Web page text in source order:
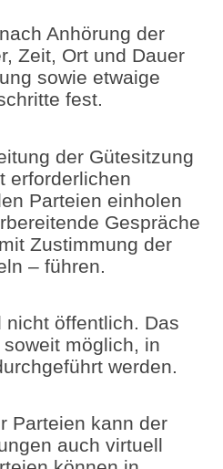
Anhörung der
Zeit, Ort und Dauer
sowie etwaige
fest.
der Gütesitzung
erforderlichen
Parteien einholen
Gespräche
Zustimmung der
– führen.
öffentlich. Das
möglich, in
werden.
Parteien kann der
auch virtuell